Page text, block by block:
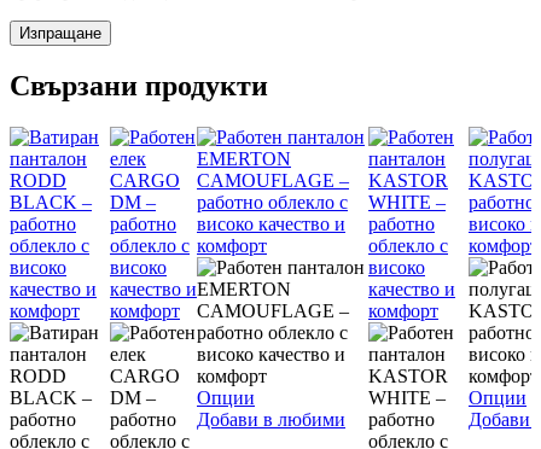
Свързани продукти
Опции
product
Добави в любими
Опции
Добави